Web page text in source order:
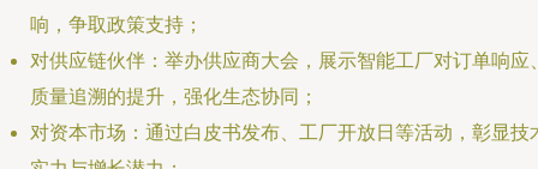
响，争取政策支持；
对供应链伙伴：举办供应商大会，展示智能工厂对订单响应
质量追溯的提升，强化生态协同；
对资本市场：通过白皮书发布、工厂开放日等活动，彰显技